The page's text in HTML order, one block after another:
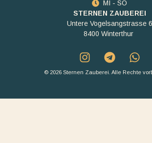
MI - SO
STERNEN ZAUBEREI
Untere Vogelsangstrasse 6
8400 Winterthur
© 2026 Sternen Zauberei. Alle Rechte